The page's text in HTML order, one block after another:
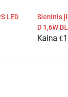
LED
Sieninis
D 1,6W
Kaina €